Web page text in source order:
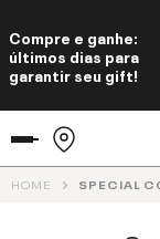
Compre e ganhe:
últimos dias para
garantir seu gift!
HOME SPECIAL